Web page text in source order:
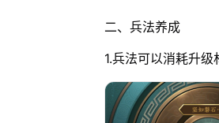
二、兵法养成
1.兵法可以消耗升级